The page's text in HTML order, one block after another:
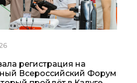
регистрация на
Всероссийский Форум